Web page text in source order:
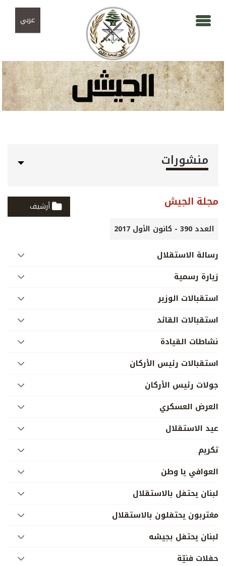
عربي
منشورات
مجلة الجيش
أرشيف
العدد 390 - كانون الأول 2017
رسالة الاستقلال
زيارة رسمية
استقبالات الوزير
استقبالات القائد
نشاطات القيادة
استقبالات رئيس الأركان
جولات رئيس الأركان
العرض العسكري
عيد الاستقلال
تكريم
العوافي يا وطن
لبنان يحتفل بالاستقلال
مغتربون يحتفلون بالاستقلال
لبنان يحتفل بجيشه
حفلات فنيّة